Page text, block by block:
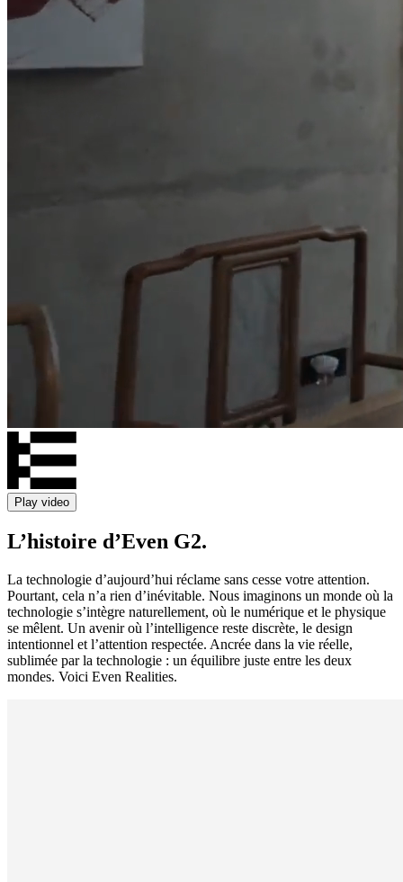
Play video
L’histoire d’Even G2.
La technologie d’aujourd’hui réclame sans cesse votre attention.
Pourtant, cela n’a rien d’inévitable. Nous imaginons un monde où la
technologie s’intègre naturellement, où le numérique et le physique
se mêlent. Un avenir où l’intelligence reste discrète, le design
intentionnel et l’attention respectée. Ancrée dans la vie réelle,
sublimée par la technologie : un équilibre juste entre les deux
mondes. Voici Even Realities.